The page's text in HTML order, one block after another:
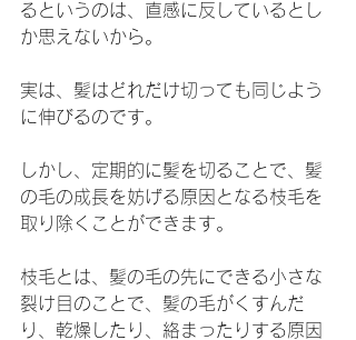
るというのは、直感に反しているとし
か思えないから。
実は、髪はどれだけ切っても同じよう
に伸びるのです。
しかし、定期的に髪を切ることで、髪
の毛の成長を妨げる原因となる枝毛を
取り除くことができます。
枝毛とは、髪の毛の先にできる小さな
裂け目のことで、髪の毛がくすんだ
り、乾燥したり、絡まったりする原因